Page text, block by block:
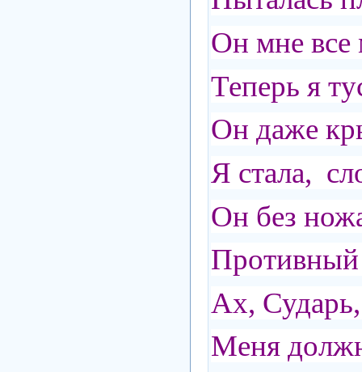
Он мне все
Теперь я
Он даже
Я стала,
Он без
Противный
Ах,
Меня